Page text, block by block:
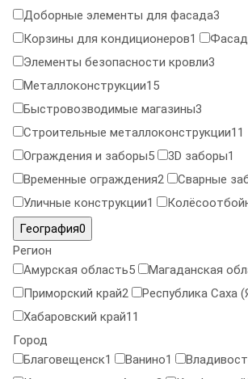
Доборные элементы для фасада3
Корзины для кондиционеров1
Элементы безопасности кровли3
Металлоконструкции15
Быстровозводимые магазины3
Строительные металлоконструкции11
Ограждения и заборы5 3D заборы1
Временные ограждения2 Сварные
Уличные конструкции1
География0
Регион
Амурская область5 Магаданская
Приморский край2 Республика Саха
Хабаровский край11
Город
Благовещенск1 Ванино1